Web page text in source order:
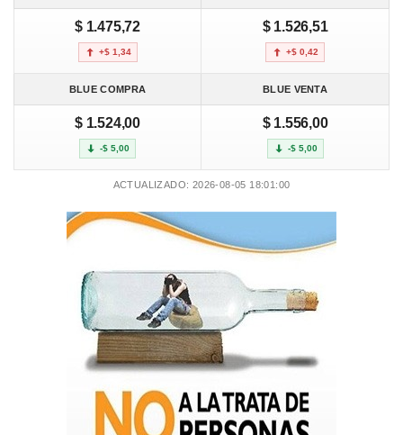
$ 1.475,72
+$ 1,34
$ 1.526,51
+$ 0,42
BLUE COMPRA BLUE VENTA
$ 1.524,00
-$ 5,00
$ 1.556,00
-$ 5,00
ACTUALIZADO: 2026-08-05 18:01:00